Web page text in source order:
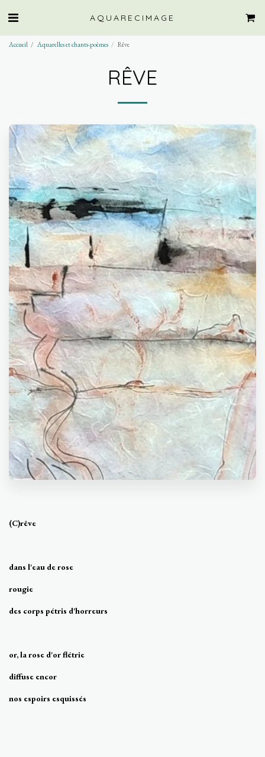
AQUARECIMAGE
Accueil Aquarelles et chants-poèmes Rêve
RÊVE
(C)rêve
dans l'eau de rose
rougie
des corps pétris d'horreurs
or, la rose d'or flétrie
diffuse encor
nos espoirs esquissés